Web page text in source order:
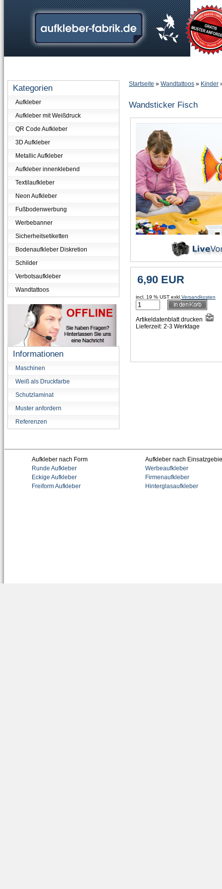
Startseite » Wandtattoos » Kinder
Wandsticker Fisch
incl. 19 % UST exkl. Versandkosten
Artikeldatenblatt drucken
Lieferzeit: 2-3 Werktage
Kategorien
Aufkleber
Aufkleber mit Weißdruck
QR Code Aufkleber
3D Aufkleber
Metallic Aufkleber
Aufkleber innenklebend
Textilaufkleber
Neon Aufkleber
Fußbodenwerbung
Werbebanner
Sicherheitsetiketten
Bodenaufkleber Diskretion
Schilder
Verbotsaufkleber
Wandtattoos
Informationen
Maschinen
Weiß als Druckfarbe
Schutzlaminat
Muster anfordern
Referenzen
Aufkleber nach Form
Aufkleber nach
Runde Aufkleber
Werbeaufkleber
Eckige Aufkleber
Firmenaufkleber
Freiform Aufkleber
Hinterglasaufkleber